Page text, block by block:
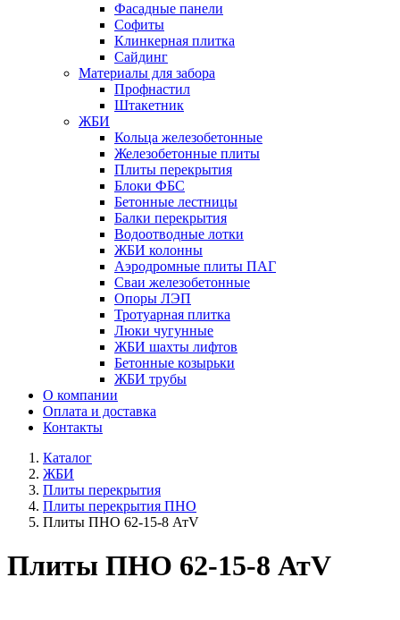
Фасадные панели
Софиты
Клинкерная плитка
Сайдинг
Материалы для забора
Профнастил
Штакетник
ЖБИ
Кольца железобетонные
Железобетонные плиты
Плиты перекрытия
Блоки ФБС
Бетонные лестницы
Балки перекрытия
Водоотводные лотки
ЖБИ колонны
Аэродромные плиты ПАГ
Сваи железобетонные
Опоры ЛЭП
Тротуарная плитка
Люки чугунные
ЖБИ шахты лифтов
Бетонные козырьки
ЖБИ трубы
О компании
Оплата и доставка
Контакты
Каталог
ЖБИ
Плиты перекрытия
Плиты перекрытия ПНО
Плиты ПНО 62-15-8 АтV
Плиты ПНО 62-15-8 АтV